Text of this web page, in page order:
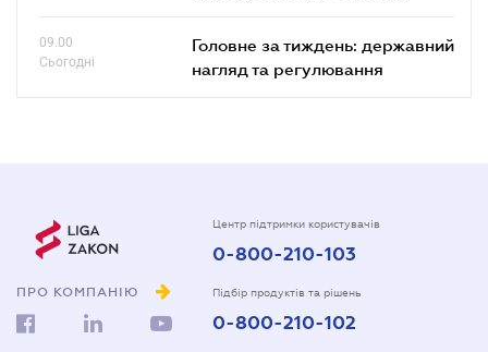
09.00
Сьогодні
Головне за тиждень: державний
нагляд та регулювання
ПРО КОМПАНІЮ
Центр підтримки користувачів
0-800-210-103
Підбір продуктів та рішень
0-800-210-102